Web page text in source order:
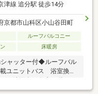
津線 追分駅 徒歩14分
京都市山科区小山谷田町
ルーフバルコニー
床暖房
ャッター付◆ルーフバル
ユニットバス 浴室換気
寧にお使いです